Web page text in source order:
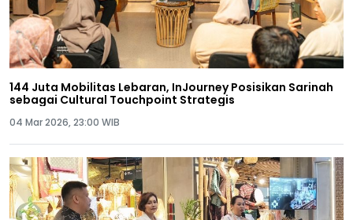
144 Juta Mobilitas Lebaran, InJourney Posisikan Sarinah
sebagai Cultural Touchpoint Strategis
04 Mar 2026, 23:00 WIB